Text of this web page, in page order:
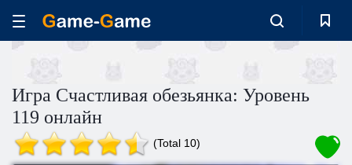
Игра Счастливая обезьянка: Уровень
119 онлайн
(Total 10)